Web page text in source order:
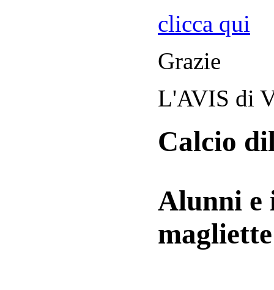
clicca qui
Grazie
L'AVIS di
Calcio
Alunni e